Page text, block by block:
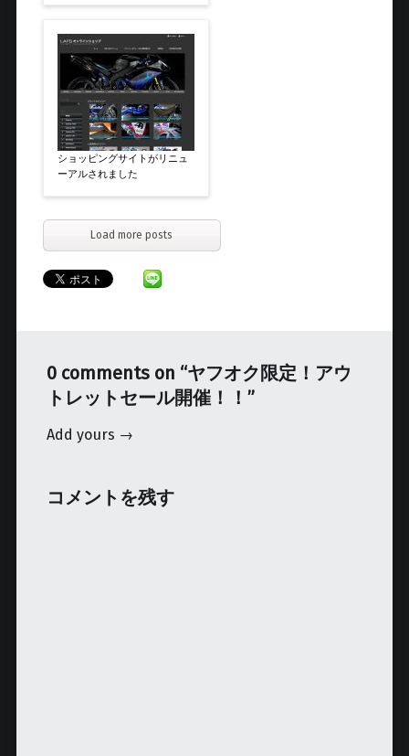
ショッピングサイトがリニュ
ーアルされました
Load more posts
0 comments on “ヤフオク限定！アウ
トレットセール開催！！ ”
Add yours →
コメントを残す